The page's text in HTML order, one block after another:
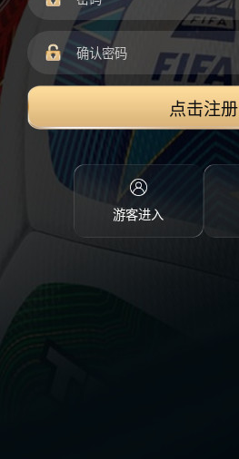
点击注册
游客进入